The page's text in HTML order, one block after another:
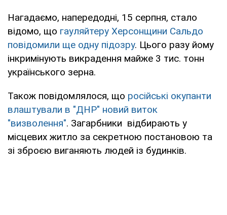
Нагадаємо, напередодні, 15 серпня, стало
відомо, що гауляйтеру Херсонщини Сальдо
повідомили ще одну підозру. Цього разу йому
інкримінують викрадення майже 3 тис. тонн
українського зерна.
Також повідомлялося, що російські окупанти
влаштували в "ДНР" новий виток
"визволення". Загарбники відбирають у
місцевих житло за секретною постановою та
зі зброєю виганяють людей із будинків.